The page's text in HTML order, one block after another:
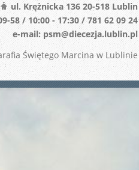
ul. Krężnicka 136 20-518 Lublin
58 / 10:00 - 17:30 / 781 62 09 24
e-mail: psm@diecezja.lublin.pl
Świętego Marcina w Lublinie